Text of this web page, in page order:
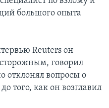
большого опыта
Reuters он
говорил
отклонял вопросы о
того, как он возглавил